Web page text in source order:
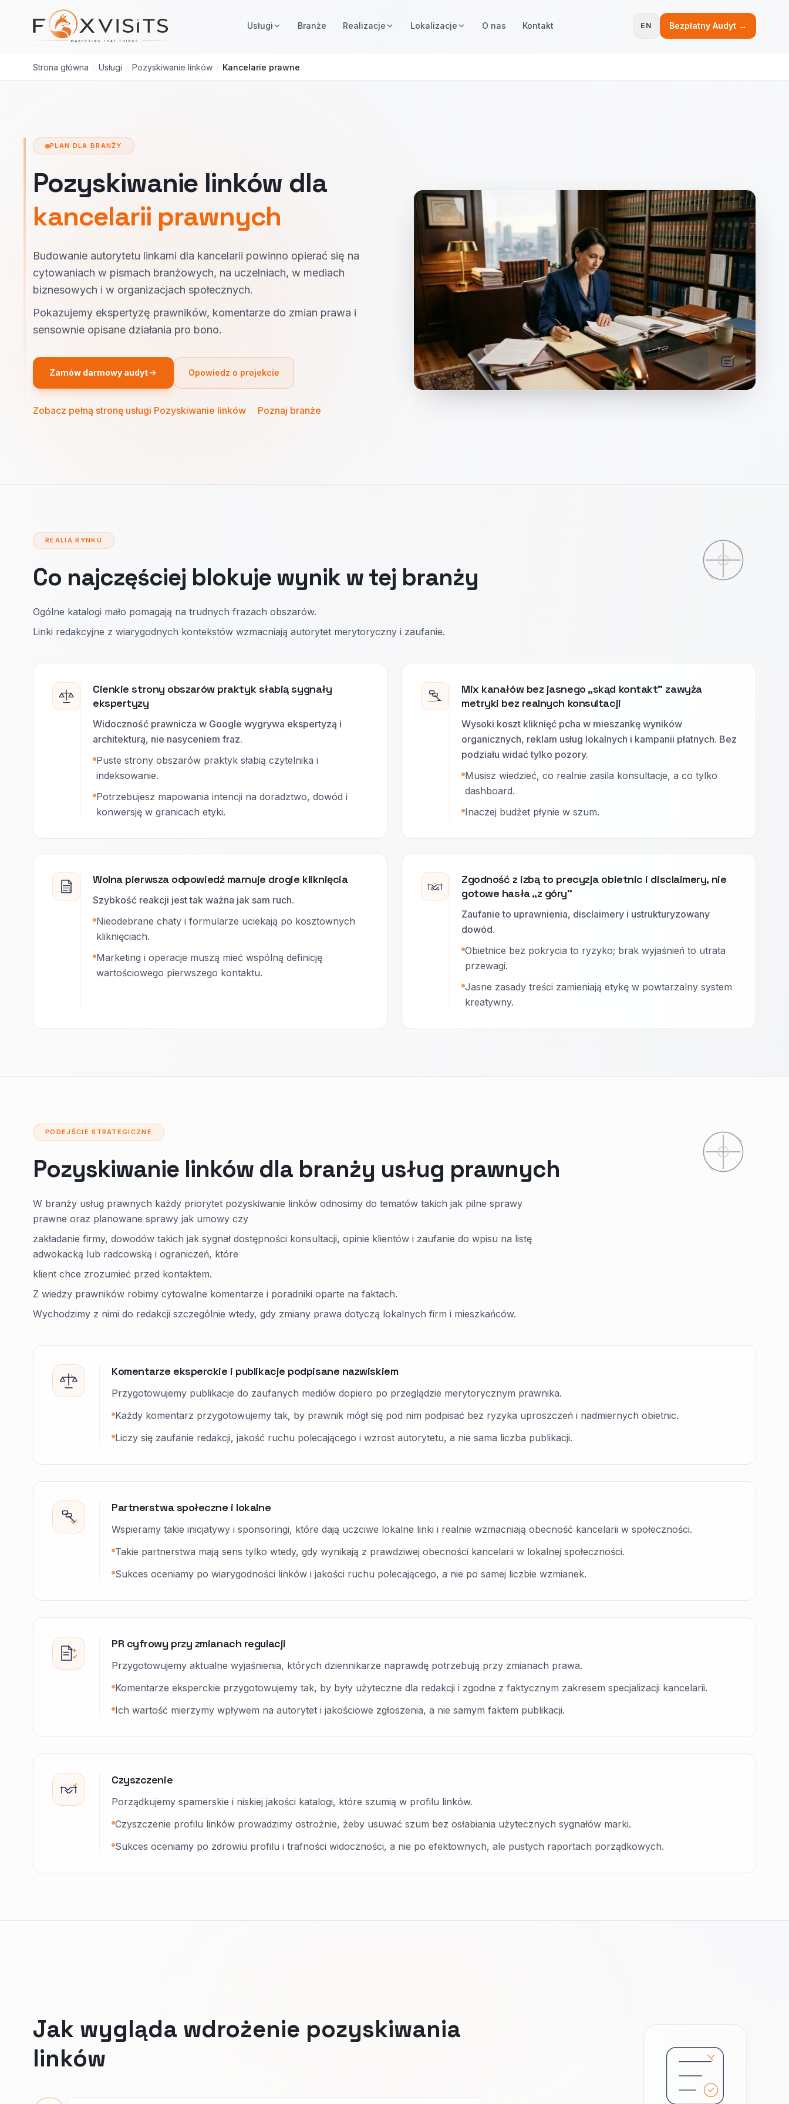
Przejdź do treści głównej
Usługi Branże Realizacje Lokalizacje O nas Kontakt EN Bezpłatny Audyt →
Strona główna / Usługi / Pozyskiwanie linków / Kancelarie prawne
PLAN DLA BRANŻY
Pozyskiwanie linków dla
kancelarii prawnych
Budowanie autorytetu linkami dla kancelarii powinno opierać się na
cytowaniach w pismach branżowych, na uczelniach, w mediach
biznesowych i w organizacjach społecznych.
Pokazujemy ekspertyzę prawników, komentarze do zmian prawa i
sensownie opisane działania pro bono.
Zamów darmowy audyt Opowiedz o projekcie
Zobacz pełną stronę usługi Pozyskiwanie linków Poznaj branże
REALIA RYNKU
Co najczęściej blokuje wynik w tej branży
Ogólne katalogi mało pomagają na trudnych frazach obszarów.
Linki redakcyjne z wiarygodnych kontekstów wzmacniają autorytet merytoryczny i zaufanie.
Cienkie strony obszarów praktyk słabią sygnały
ekspertyzy
Widoczność prawnicza w Google wygrywa ekspertyzą i
architekturą, nie nasyceniem fraz.
Puste strony obszarów praktyk słabią czytelnika i
indeksowanie.
Potrzebujesz mapowania intencji na doradztwo, dowód i
konwersję w granicach etyki.
Mix kanałów bez jasnego „skąd kontakt” zawyża
metryki bez realnych konsultacji
Wysoki koszt kliknięć pcha w mieszankę wyników
organicznych, reklam usług lokalnych i kampanii płatnych. Bez
podziału widać tylko pozory.
Musisz wiedzieć, co realnie zasila konsultacje, a co tylko
dashboard.
Inaczej budżet płynie w szum.
Wolna pierwsza odpowiedź marnuje drogie kliknięcia
Szybkość reakcji jest tak ważna jak sam ruch.
Nieodebrane chaty i formularze uciekają po kosztownych
kliknięciach.
Marketing i operacje muszą mieć wspólną definicję
wartościowego pierwszego kontaktu.
Zgodność z izbą to precyzja obietnic i disclaimery, nie
gotowe hasła „z góry”
Zaufanie to uprawnienia, disclaimery i ustrukturyzowany
dowód.
Obietnice bez pokrycia to ryzyko; brak wyjaśnień to utrata
przewagi.
Jasne zasady treści zamieniają etykę w powtarzalny system
kreatywny.
PODEJŚCIE STRATEGICZNE
Pozyskiwanie linków dla branży usług prawnych
W branży usług prawnych każdy priorytet pozyskiwanie linków odnosimy do tematów takich jak pilne sprawy
prawne oraz planowane sprawy jak umowy czy
zakładanie firmy, dowodów takich jak sygnał dostępności konsultacji, opinie klientów i zaufanie do wpisu na listę
adwokacką lub radcowską i ograniczeń, które
klient chce zrozumieć przed kontaktem.
Z wiedzy prawników robimy cytowalne komentarze i poradniki oparte na faktach.
Wychodzimy z nimi do redakcji szczególnie wtedy, gdy zmiany prawa dotyczą lokalnych firm i mieszkańców.
Komentarze eksperckie i publikacje podpisane nazwiskiem
Przygotowujemy publikacje do zaufanych mediów dopiero po przeglądzie merytorycznym prawnika.
Każdy komentarz przygotowujemy tak, by prawnik mógł się pod nim podpisać bez ryzyka uproszczeń i nadmiernych obietnic.
Liczy się zaufanie redakcji, jakość ruchu polecającego i wzrost autorytetu, a nie sama liczba publikacji.
Partnerstwa społeczne i lokalne
Wspieramy takie inicjatywy i sponsoringi, które dają uczciwe lokalne linki i realnie wzmacniają obecność kancelarii w społeczności.
Takie partnerstwa mają sens tylko wtedy, gdy wynikają z prawdziwej obecności kancelarii w lokalnej społeczności.
Sukces oceniamy po wiarygodności linków i jakości ruchu polecającego, a nie po samej liczbie wzmianek.
PR cyfrowy przy zmianach regulacji
Przygotowujemy aktualne wyjaśnienia, których dziennikarze naprawdę potrzebują przy zmianach prawa.
Komentarze eksperckie przygotowujemy tak, by były użyteczne dla redakcji i zgodne z faktycznym zakresem specjalizacji kancelarii.
Ich wartość mierzymy wpływem na autorytet i jakościowe zgłoszenia, a nie samym faktem publikacji.
Czyszczenie
Porządkujemy spamerskie i niskiej jakości katalogi, które szumią w profilu linków.
Czyszczenie profilu linków prowadzimy ostrożnie, żeby usuwać szum bez osłabiania użytecznych sygnałów marki.
Sukces oceniamy po zdrowiu profilu i trafności widoczności, a nie po efektownych, ale pustych raportach porządkowych.
Jak wygląda wdrożenie pozyskiwania
linków